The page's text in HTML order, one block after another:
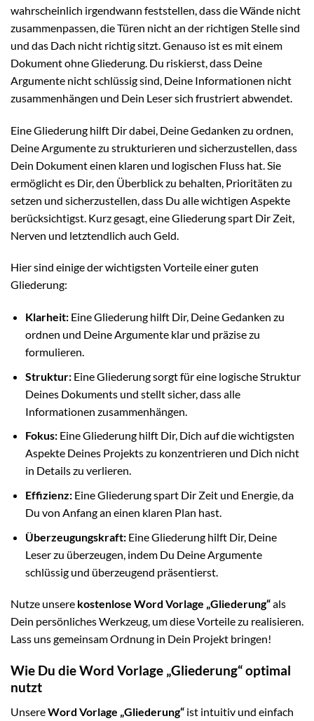
wahrscheinlich irgendwann feststellen, dass die Wände nicht
zusammenpassen, die Türen nicht an der richtigen Stelle sind
und das Dach nicht richtig sitzt. Genauso ist es mit einem
Dokument ohne Gliederung. Du riskierst, dass Deine
Argumente nicht schlüssig sind, Deine Informationen nicht
zusammenhängen und Dein Leser sich frustriert abwendet.
Eine Gliederung hilft Dir dabei, Deine Gedanken zu ordnen,
Deine Argumente zu strukturieren und sicherzustellen, dass
Dein Dokument einen klaren und logischen Fluss hat. Sie
ermöglicht es Dir, den Überblick zu behalten, Prioritäten zu
setzen und sicherzustellen, dass Du alle wichtigen Aspekte
berücksichtigst. Kurz gesagt, eine Gliederung spart Dir Zeit,
Nerven und letztendlich auch Geld.
Hier sind einige der wichtigsten Vorteile einer guten
Gliederung:
Klarheit:Eine Gliederung hilft Dir, Deine Gedanken zu
ordnen und Deine Argumente klar und präzise zu
formulieren.
Struktur:Eine Gliederung sorgt für eine logische Struktur
Deines Dokuments und stellt sicher, dass alle
Informationen zusammenhängen.
Fokus:Eine Gliederung hilft Dir, Dich auf die wichtigsten
Aspekte Deines Projekts zu konzentrieren und Dich nicht
in Details zu verlieren.
Effizienz:Eine Gliederung spart Dir Zeit und Energie, da
Du von Anfang an einen klaren Plan hast.
Überzeugungskraft:Eine Gliederung hilft Dir, Deine
Leser zu überzeugen, indem Du Deine Argumente
schlüssig und überzeugend präsentierst.
Nutze unsere kostenlose Word Vorlage „Gliederung“als
Dein persönliches Werkzeug, um diese Vorteile zu realisieren.
Lass uns gemeinsam Ordnung in Dein Projekt bringen!
Wie Du die Word Vorlage „Gliederung“ optimal
nutzt
UnsereWord Vorlage „Gliederung“ ist intuitiv und einfach